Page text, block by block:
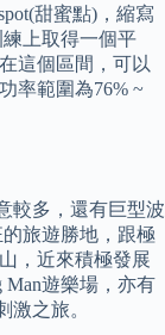
甜蜜點)，縮寫
上取得一個平
這個區間，可以
率範圍為76% ~
較多，還有巨型波
旅遊勝地，跟極
，近來積極發展
Man遊樂場，亦有
之旅。